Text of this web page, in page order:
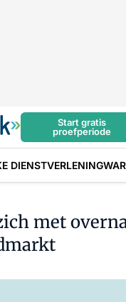
Start gratis
proefperiode
DIENSTVERLENING
met